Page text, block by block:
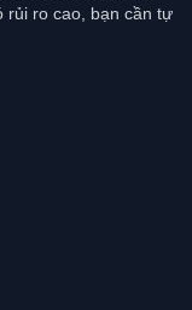
rủi ro cao, bạn cần tự